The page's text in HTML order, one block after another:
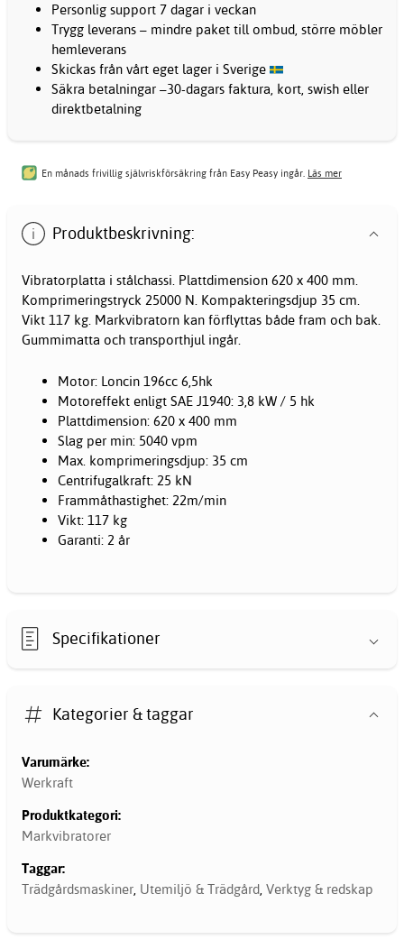
Personlig support 7 dagar i veckan
Trygg leverans – mindre paket till ombud, större möbler
hemleverans
Skickas från vårt eget lager i Sverige
Säkra betalningar –30-dagars faktura, kort, swish eller
direktbetalning
En månads frivillig självriskförsäkring från Easy Peasy ingår. Läs mer
Produktbeskrivning:
Vibratorplatta i stålchassi. Plattdimension 620 x 400 mm.
Komprimeringstryck 25000 N. Kompakteringsdjup 35 cm.
Vikt 117 kg. Markvibratorn kan förflyttas både fram och bak.
Gummimatta och transporthjul ingår.
Motor: Loncin 196cc 6,5hk
Motoreffekt enligt SAE J1940: 3,8 kW / 5 hk
Plattdimension: 620 x 400 mm
Slag per min: 5040 vpm
Max. komprimeringsdjup: 35 cm
Centrifugalkraft: 25 kN
Frammåthastighet: 22m/min
Vikt: 117 kg
Garanti: 2 år
Specifikationer
Kategorier & taggar
Varumärke:
Werkraft
Produktkategori:
Markvibratorer
Taggar:
Trädgårdsmaskiner, Utemiljö & Trädgård, Verktyg & redskap